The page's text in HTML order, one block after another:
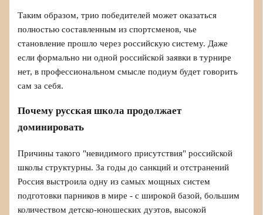
Таким образом, трио победителей может оказаться
полностью составленным из спортсменов, чье
становление прошло через российскую систему. Даже
если формально ни одной российской заявки в турнире
нет, в профессиональном смысле подиум будет говорить
сам за себя.
Почему русская школа продолжает
доминировать
Причины такого "невидимого присутствия" российской
школы структурны. За годы до санкций и отстранений
Россия выстроила одну из самых мощных систем
подготовки парников в мире - с широкой базой, большим
количеством детско-юношеских дуэтов, высокой